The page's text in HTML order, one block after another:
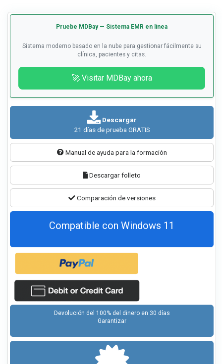
Pruebe MDBay — Sistema EMR en línea
Sistema moderno basado en la nube para gestionar fácilmente su
clínica, pacientes y citas.
🚀 Visitar MDBay ahora
Descargar
21 días de prueba GRATIS
Manual de ayuda para la formación
Descargar folleto
Comparación de versiones
Compatible con Windows 11
Devolución del 100% del dinero en 30 días
Garantizar